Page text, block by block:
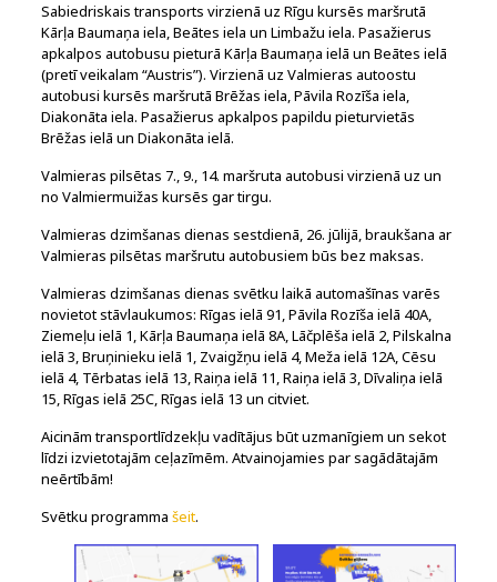
Sabiedriskais transports virzienā uz Rīgu kursēs maršrutā
Kārļa Baumaņa iela, Beātes iela un Limbažu iela. Pasažierus
apkalpos autobusu pieturā Kārļa Baumaņa ielā un Beātes ielā
(pretī veikalam “Austris”). Virzienā uz Valmieras autoostu
autobusi kursēs maršrutā Brēžas iela, Pāvila Rozīša iela,
Diakonāta iela. Pasažierus apkalpos papildu pieturvietās
Brēžas ielā un Diakonāta ielā.
Valmieras pilsētas 7., 9., 14. maršruta autobusi virzienā uz un
no Valmiermuižas kursēs gar tirgu.
Valmieras dzimšanas dienas sestdienā, 26. jūlijā, braukšana ar
Valmieras pilsētas maršrutu autobusiem būs bez maksas.
Valmieras dzimšanas dienas svētku laikā automašīnas varēs
novietot stāvlaukumos: Rīgas ielā 91, Pāvila Rozīša ielā 40A,
Ziemeļu ielā 1, Kārļa Baumaņa ielā 8A, Lāčplēša ielā 2, Pilskalna
ielā 3, Bruņinieku ielā 1, Zvaigžņu ielā 4, Meža ielā 12A, Cēsu
ielā 4, Tērbatas ielā 13, Raiņa ielā 11, Raiņa ielā 3, Dīvaliņa ielā
15, Rīgas ielā 25C, Rīgas ielā 13 un citviet.
Aicinām transportlīdzekļu vadītājus būt uzmanīgiem un sekot
līdzi izvietotajām ceļazīmēm. Atvainojamies par sagādātajām
neērtībām!
Svētku programma šeit.